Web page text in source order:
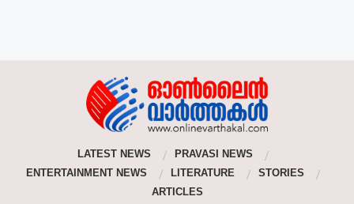
LATEST NEWS
PRAVASI NEWS
ENTERTAINMENT NEWS
LITERATURE
STORIES
ARTICLES